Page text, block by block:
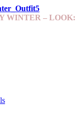
WINTER – LOOK: